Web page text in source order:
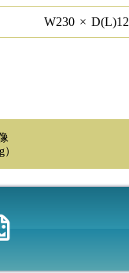
W230 × D(L)
）